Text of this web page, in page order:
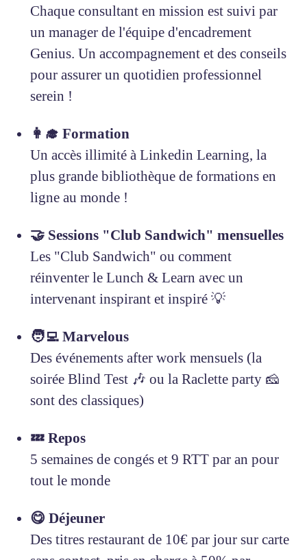
Chaque consultant en mission est suivi par
un manager de l'équipe d'encadrement
Genius. Un accompagnement et des conseils
pour assurer un quotidien professionnel
serein !
👩‍🎓 Formation
Un accès illimité à Linkedin Learning, la
plus grande bibliothèque de formations en
ligne au monde !
🤝 Sessions "Club Sandwich" mensuelles
Les "Club Sandwich" ou comment
réinventer le Lunch & Learn avec un
intervenant inspirant et inspiré 💡
🧑‍💻 Marvelous
Des événements after work mensuels (la
soirée Blind Test 🎶 ou la Raclette party 🧀
sont des classiques)
💤 Repos
5 semaines de congés et 9 RTT par an pour
tout le monde
😋 Déjeuner
Des titres restaurant de 10€ par jour sur carte